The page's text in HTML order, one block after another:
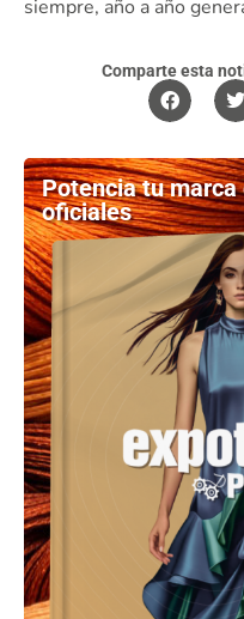
siempre, año a año
Comparte esta
Potencia tu
oficiales